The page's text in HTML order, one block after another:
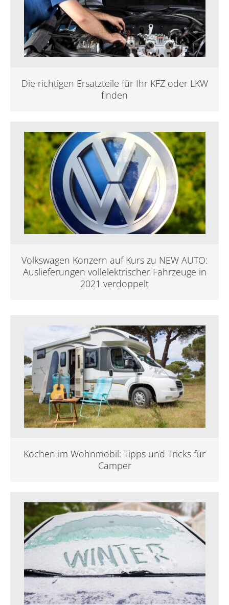
Die richtigen Ersatzteile für Ihr KFZ oder LKW
finden
Volkswagen Konzern auf Kurs zu NEW AUTO:
Auslieferungen vollelektrischer Fahrzeuge in
2021 verdoppelt
Kochen im Wohnmobil: Tipps und Tricks für
Camper